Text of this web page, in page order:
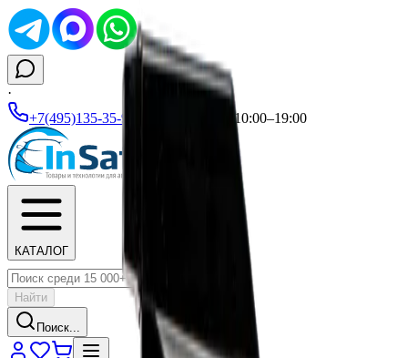
·
+7(495)135-35-99
Ежедневно 10:00–19:00
КАТАЛОГ
Найти
Поиск...